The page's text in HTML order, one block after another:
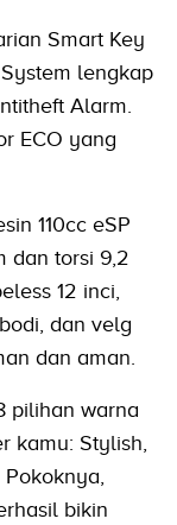
Smart Key
lengkap
Alarm.
ECO yang
110cc eSP
dan torsi 9,2
12 inci,
dan velg
dan aman.
pilihan warna
kamu: Stylish,
Pokoknya,
bikin